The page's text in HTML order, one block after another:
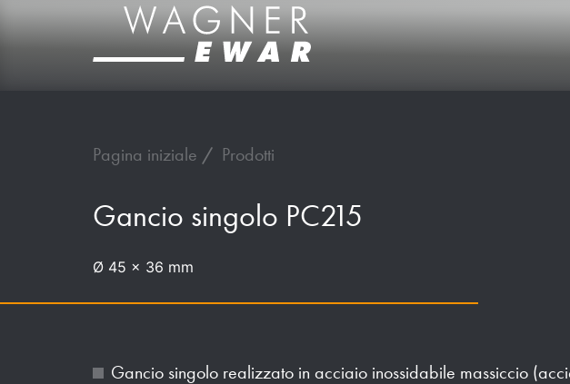
Pagina iniziale Prodotti
Gancio singolo PC215
Ø 45 x 36 mm
Gancio singolo realizzato in acciaio inossidabile massiccio